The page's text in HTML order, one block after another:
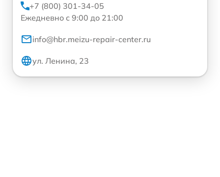
+7 (800) 301-34-05
Ежедневно с 9:00 до 21:00
info@hbr.meizu-repair-center.ru
ул. Ленина, 23